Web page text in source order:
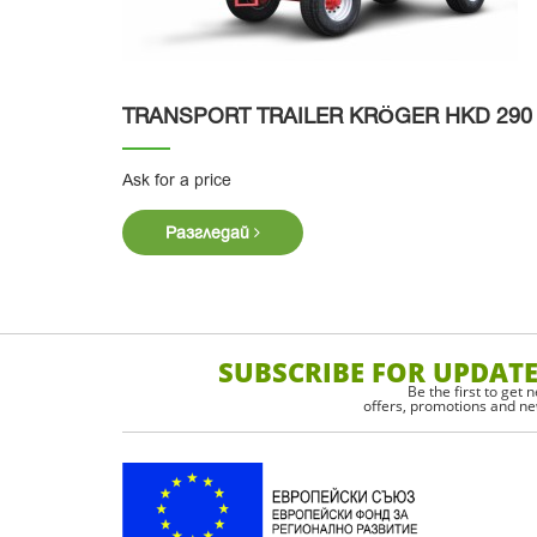
TRANSPORT TRAILER KRӦGER HKD 290
Ask for a price
Разгледай
SUBSCRIBE FOR
Be the first to get
offers, promotions and